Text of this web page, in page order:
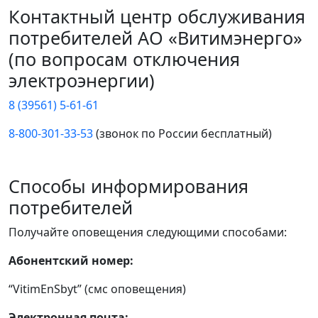
Контактный центр обслуживания
потребителей АО «Витимэнерго»
(по вопросам отключения
электроэнергии)
8 (39561) 5-61-61
8-800-301-33-53(звонок по России бесплатный)
Способы информирования
потребителей
Получайте оповещения следующими способами:
Абонентский номер:
“VitimEnSbyt” (смс оповещения)